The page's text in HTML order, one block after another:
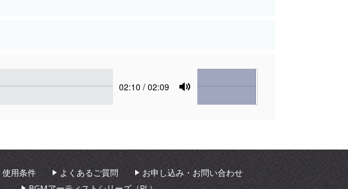
Current
02:10 / 02:09
Mute
Volume
使用条件 よくあるご質問
お申し込み・お問い合わせ